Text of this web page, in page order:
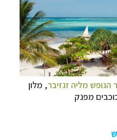
הנופש מליה זנזיבר, מלון
מפנק